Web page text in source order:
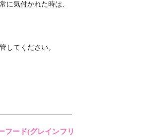
に気付かれた時は、
してください。
フード(グレインフリ